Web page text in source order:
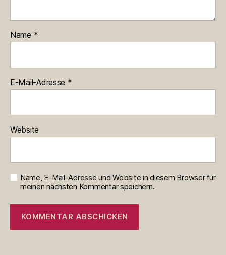
Name *
E-Mail-Adresse *
Website
Name, E-Mail-Adresse und Website in diesem Browser für
meinen nächsten Kommentar speichern.